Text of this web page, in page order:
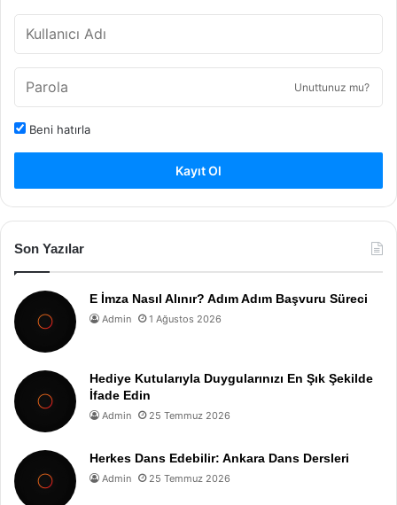
Unuttunuz mu?
Beni hatırla
Kayıt Ol
Son Yazılar
E İmza Nasıl Alınır? Adım Adım Başvuru Süreci
Admin 1 Ağustos 2026
Hediye Kutularıyla Duygularınızı En Şık Şekilde
İfade Edin
Admin 25 Temmuz 2026
Herkes Dans Edebilir: Ankara Dans Dersleri
Admin 25 Temmuz 2026